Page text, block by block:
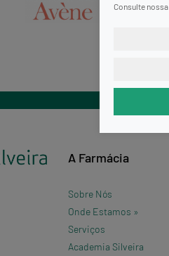
Consulte nossa
A Farmácia
Sobre Nós
Onde Estamos »
Serviços
Academia Silveira